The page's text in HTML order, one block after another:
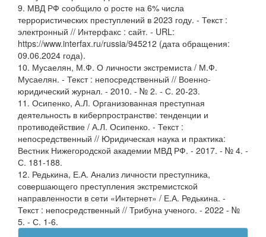
9. МВД РФ сообщило о росте на 6% числа
террористических преступлений в 2023 году. - Текст :
электронный // Интерфакс : сайт. - URL:
https://www.interfax.ru/russia/945212 (дата обращения:
09.06.2024 года).
10. Мусаелян, М.Ф. О личности экстремиста / М.Ф.
Мусаелян. - Текст : непосредственный // Военно-
юридический журнал. - 2010. - № 2. - С. 20-23.
11. Осипенко, А.Л. Организованная преступная
деятельность в киберпространстве: тенденции и
противодействие / А.Л. Осипенко. - Текст :
непосредственный // Юридическая наука и практика:
Вестник Нижегородской академии МВД РФ. - 2017. - № 4. -
С. 181-188.
12. Редькина, Е.А. Анализ личности преступника,
совершающего преступления экстремистской
направленности в сети «Интернет» / Е.А. Редькина. -
Текст : непосредственный // Трибуна ученого. - 2022 - №
5. - С. 1-6.